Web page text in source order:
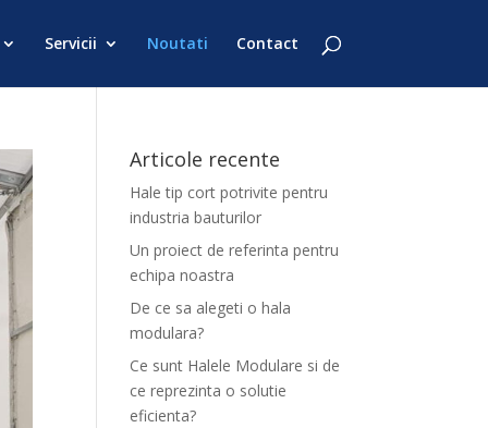
Servicii Noutati Contact
Articole recente
Hale tip cort potrivite pentru
industria bauturilor
Un proiect de referinta pentru
echipa noastra
De ce sa alegeti o hala
modulara?
Ce sunt Halele Modulare si de
ce reprezinta o solutie
eficienta?